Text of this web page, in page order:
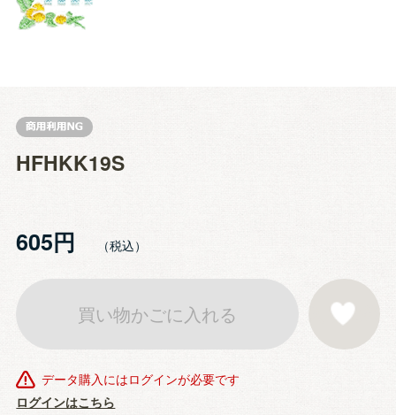
HFHKK19S
605円
データ購入にはログインが必要です
買い物かごに入れる
ログインはこちら
お気に入りに登